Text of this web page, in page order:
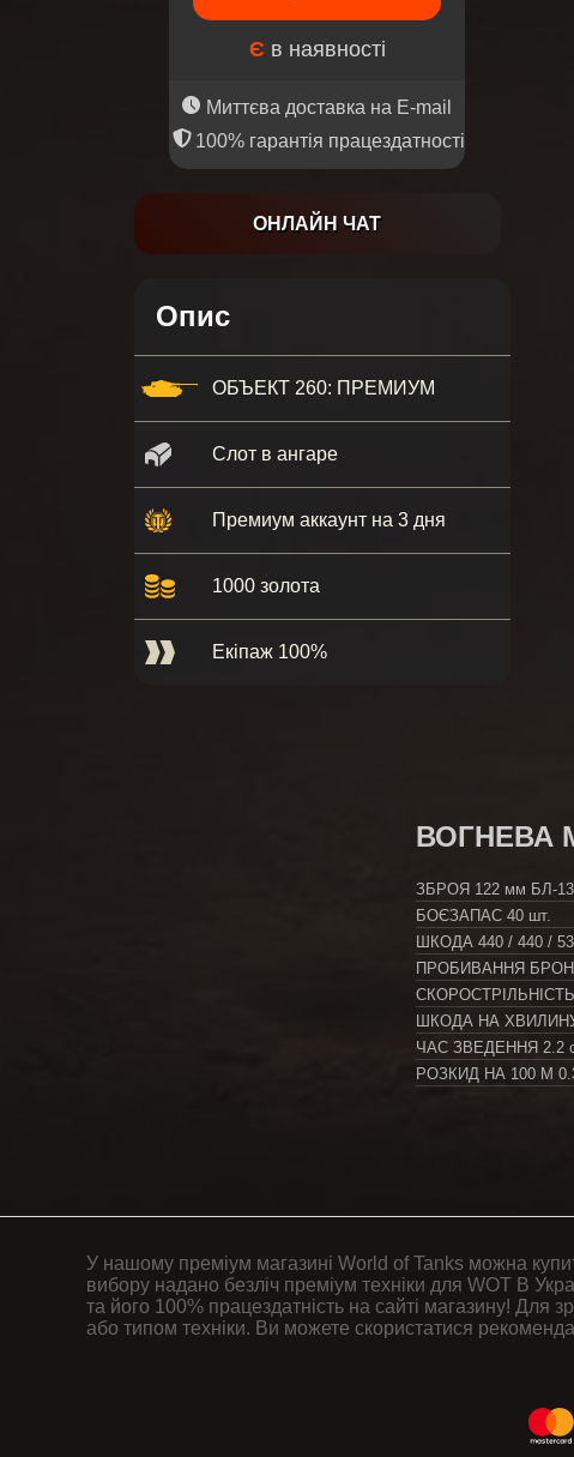
Є в наявності
Миттєва доставка на E-mail
100% гарантія працездатності
ОНЛАЙН ЧАТ
Опис
ОБЪЕКТ 260: ПРЕМИУМ
Слот в ангаре
Премиум аккаунт на 3 дня
1000 золота
Екіпаж 100%
ВОГНЕВА
ЗБРОЯ 122 мм БЛ-
БОЄЗАПАС 40 шт.
ШКОДА 440 / 440 /
ПРОБИВАННЯ БРОНІ
СКОРОСТРІЛЬНІСТЬ
ШКОДА НА
ЧАС ЗВЕДЕННЯ 2.2
РОЗКИД НА 100 М
У нашому преміум магазині World of Tanks можна
вибору надано безліч преміум техніки для WOT В
та його 100% працездатність на сайті магазину! Для
або типом техніки. Ви можете скористатися